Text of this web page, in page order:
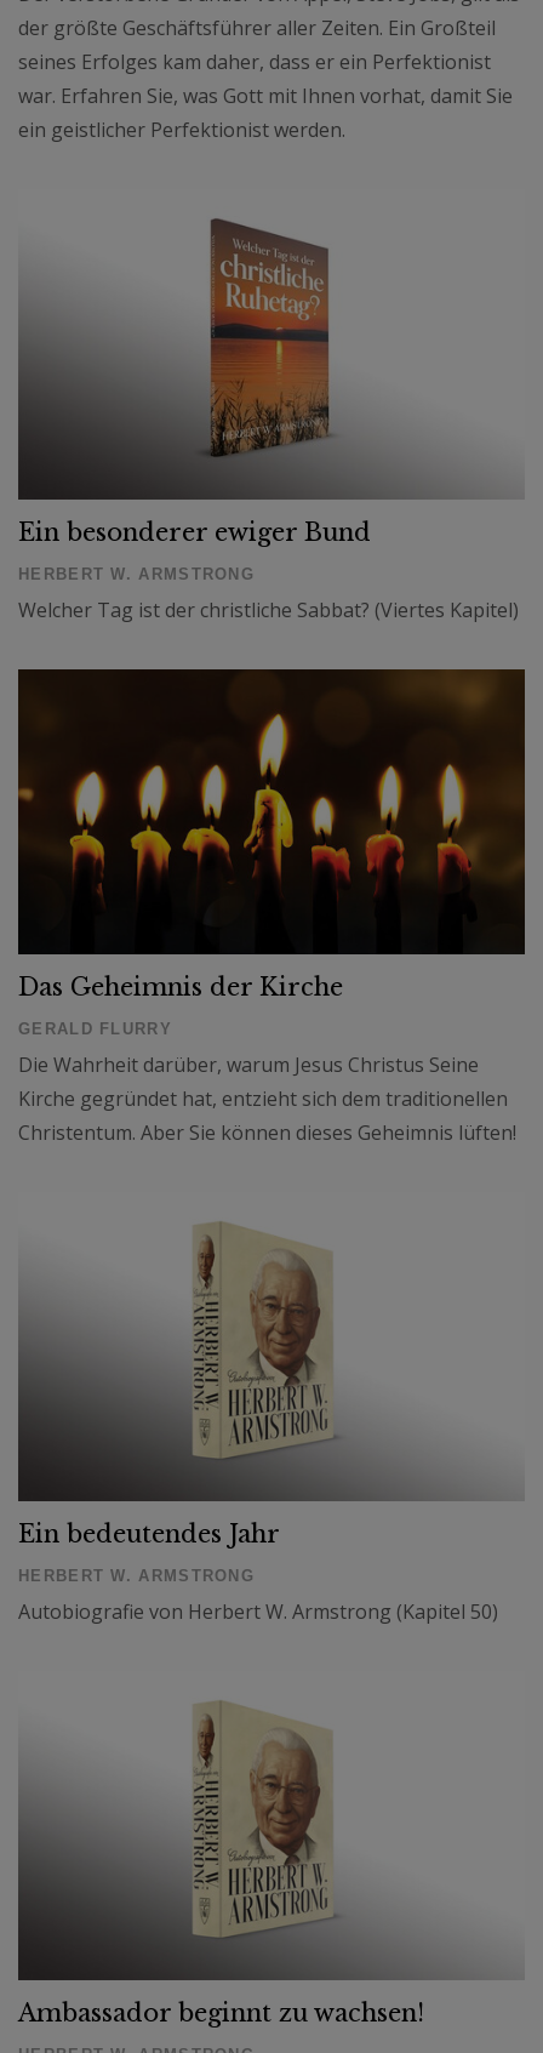
der größte Geschäftsführer aller Zeiten. Ein Großteil
seines Erfolges kam daher, dass er ein Perfektionist
war. Erfahren Sie, was Gott mit Ihnen vorhat, damit Sie
ein geistlicher Perfektionist werden.
Ein besonderer ewiger Bund
HERBERT W. ARMSTRONG
Welcher Tag ist der christliche Sabbat? (Viertes Kapitel)
Das Geheimnis der Kirche
GERALD FLURRY
Die Wahrheit darüber, warum Jesus Christus Seine
Kirche gegründet hat, entzieht sich dem traditionellen
Christentum. Aber Sie können dieses Geheimnis lüften!
Ein bedeutendes Jahr
HERBERT W. ARMSTRONG
Autobiografie von Herbert W. Armstrong (Kapitel 50)
Ambassador beginnt zu wachsen!